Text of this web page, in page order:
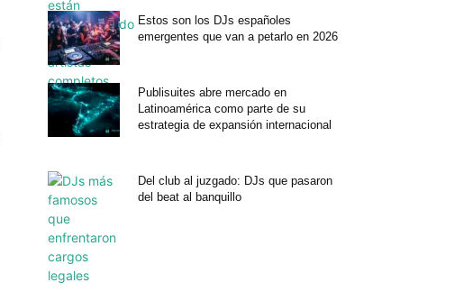
Estos son los DJs españoles
emergentes que van a petarlo en 2026
Publisuites abre mercado en
Latinoamérica como parte de su
estrategia de expansión internacional
Del club al juzgado: DJs que pasaron
del beat al banquillo